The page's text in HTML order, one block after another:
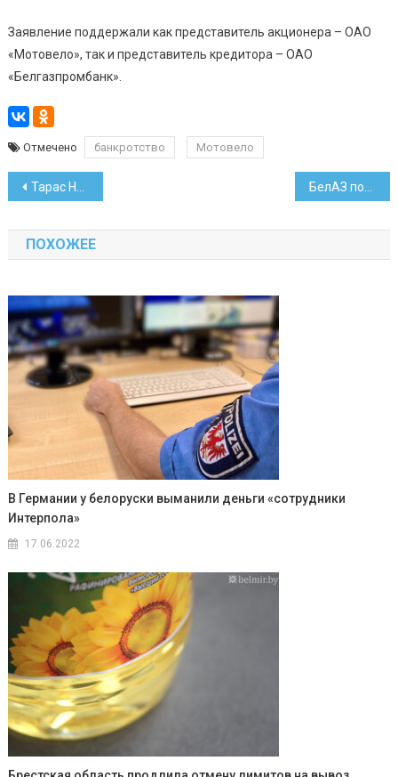
Заявление поддержали как представитель акционера – ОАО
«Мотовело», так и представитель кредитора – ОАО
«Белгазпромбанк».
Отмечено банкротство Мотовело
Навигация
по
записям
Тарас Надольный стал зампредом правления «Банка БелВЭБ»
ПОХОЖЕЕ
В Германии у белоруски выманили деньги «сотрудники
Интерпола»
17.06.2022